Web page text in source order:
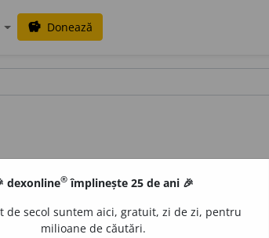
savings Donează
dexonline® împlinește 25 de ani 🎉
de secol suntem aici, gratuit, zi de zi, pentru
milioane de căutări.